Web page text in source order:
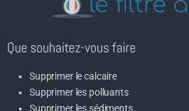
Que souhaitez-vous faire
Supprimer le calcaire
Supprimer les polluants
Supprimer les sédiments